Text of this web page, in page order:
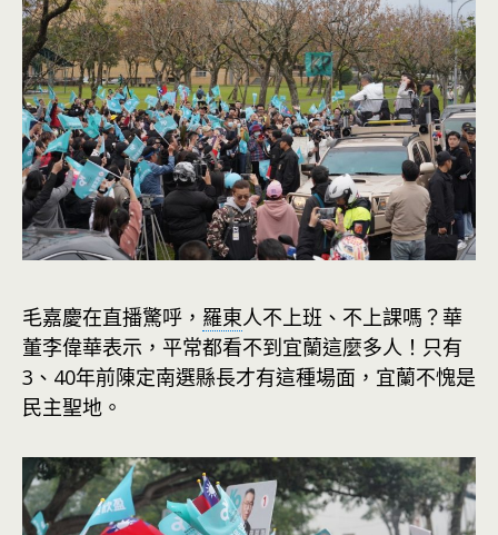
毛嘉慶在直播驚呼， 羅東人不上班、不上課嗎？華
董李偉華表示，平常都看不到宜蘭這麼多人！只有
3、40年前陳定南選縣長才有這種場面，宜蘭不愧是
民主聖地。